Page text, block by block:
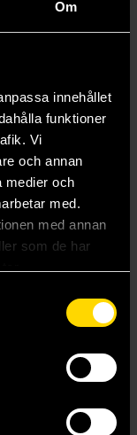
Om
innehållet
funktioner
Vi
och annan
medier och
med.
med annan
som de har